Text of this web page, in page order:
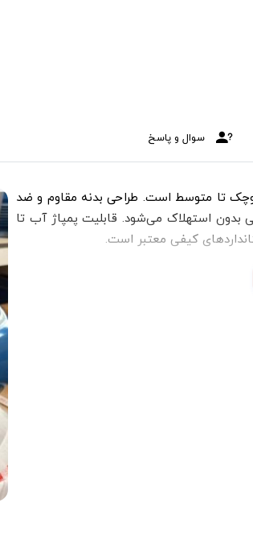
سوال و پاسخ
کوچک تا متوسط است. طراحی بدنه مقاوم و ضد
بدون استهلاک می‌شود. قابلیت پمپاژ آب تا
کیفی معتبر است.